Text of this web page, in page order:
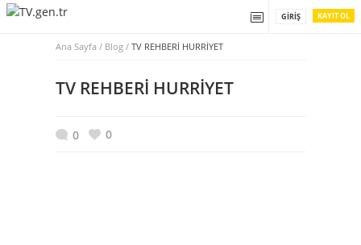
KAYIT OL
GIRIŞ
Ana Sayfa / Blog / TV REHBERİ HURRİYET
TV REHBERİ HURRİYET
0 0